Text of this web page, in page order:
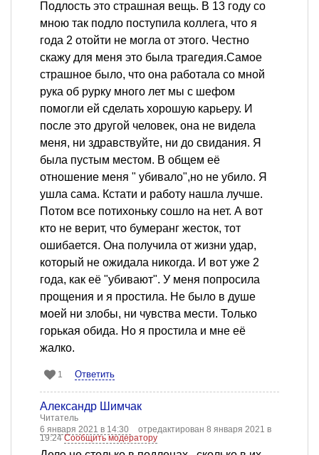
Подлость это страшная вещь. В 13 году со
мною так подло поступила коллега, что я
года 2 отойти не могла от этого. Честно
скажу для меня это была трагедия.Самое
страшное было, что она работала со мной
рука об рурку много лет мы с шефом
помогли ей сделать хорошую карьеру. И
после это другой человек, она не видела
меня, ни здравствуйте, ни до свидания. Я
была пустым местом. В общем её
отношение меня " убивало",но не убило. Я
ушла сама. Кстати и работу нашла лучше.
Потом все потихоньку сошло на нет. А вот
кто не верит, что бумеранг жесток, тот
ошибается. Она получила от жизни удар,
который не ожидала никогда. И вот уже 2
года, как её "убивают". У меня попросила
прощения и я простила. Не было в душе
моей ни злобы, ни чувства мести. Только
горькая обида. Но я простила и мне её
жалко.
1 Ответить
Александр Шимчак
Читатель
6 января 2021 в 14:30
отредактирован 8 января 2021 в
19:24Сообщить модератору